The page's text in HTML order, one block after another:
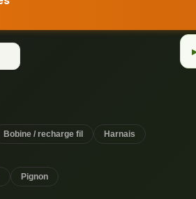
Bobine / recharge fil Harnais
Pignon